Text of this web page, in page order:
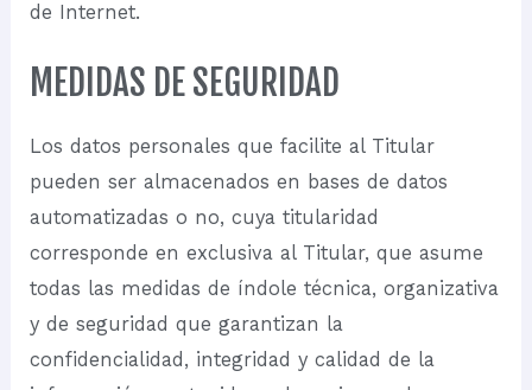
de Internet.
MEDIDAS DE SEGURIDAD
Los datos personales que facilite al Titular
pueden ser almacenados en bases de datos
automatizadas o no, cuya titularidad
corresponde en exclusiva al Titular, que asume
todas las medidas de índole técnica, organizativa
y de seguridad que garantizan la
confidencialidad, integridad y calidad de la